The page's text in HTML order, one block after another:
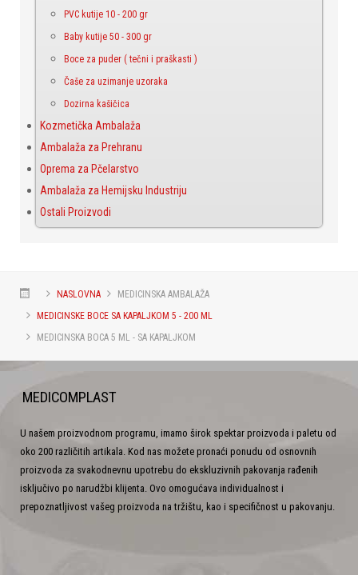
PVC kutije 10 - 200 gr
Baby kutije 50 - 300 gr
Boce za puder ( tečni i praškasti )
Čaše za uzimanje uzoraka
Dozirna kašičica
Kozmetička Ambalaža
Ambalaža za Prehranu
Oprema za Pčelarstvo
Ambalaža za Hemijsku Industriju
Ostali Proizvodi
NASLOVNA
MEDICINSKA AMBALAŽA
MEDICINSKE BOCE SA KAPALJKOM 5 - 200 ML
MEDICINSKA BOCA 5 ML - SA KAPALJKOM
MEDICOMPLAST
U našem proizvodnom programu, imamo širok spektar proizvoda i paletu od
oko 200 različitih artikala. Kod nas možete pronaći ponudu od osnovnih
proizvoda za svakodnevnu upotrebu do ekskluzivnih pakovanja rađenih
isključivo po narudžbi klijenta. Ovo omogućava individualnost i
prepoznatljivost vašeg proizvoda na tržištu, kao i specifičnost u pakovanju.